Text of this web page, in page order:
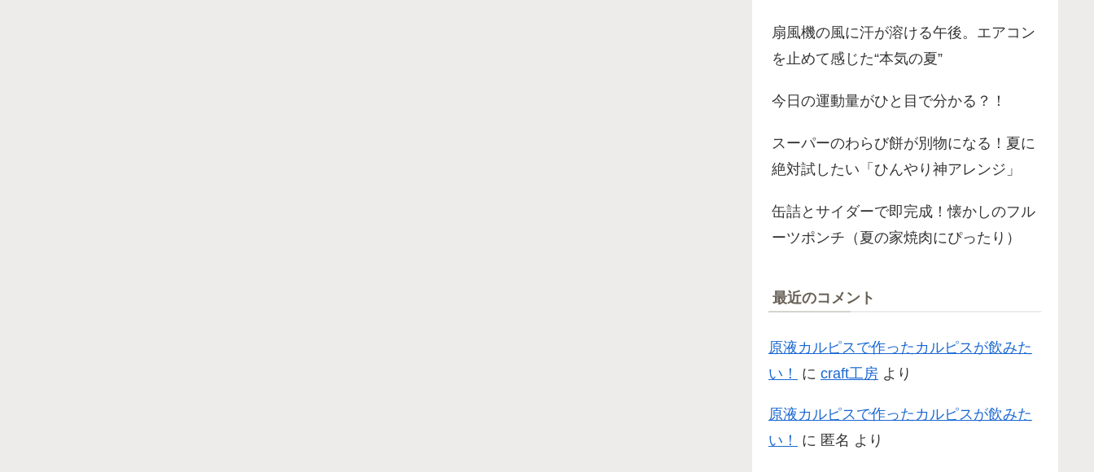
扇風機の風に汗が溶ける午後。エアコン
を止めて感じた“本気の夏”
今日の運動量がひと目で分かる？！
スーパーのわらび餅が別物になる！夏に
絶対試したい「ひんやり神アレンジ」
缶詰とサイダーで即完成！懐かしのフル
ーツポンチ（夏の家焼肉にぴったり）
最近のコメント
原液カルピスで作ったカルピスが飲みた
い！
に craft工房 より
原液カルピスで作ったカルピスが飲みた
い！
に 匿名 より